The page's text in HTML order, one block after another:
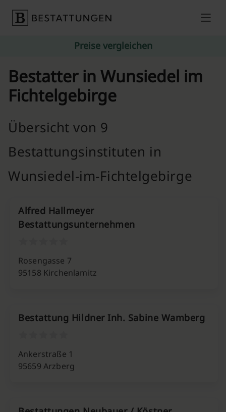
Preise vergleichen
Bestatter in Wunsiedel im
Fichtelgebirge
Übersicht von 9
Bestattungsinstituten in
Wunsiedel-im-Fichtelgebirge
Alfred Hallmeyer
Bestattungsunternehmen
Rosengasse 7
95158 Kirchenlamitz
Bestattung Hildner Inh. Sabine Wamberg
Ankerstraße 1
95659 Arzberg